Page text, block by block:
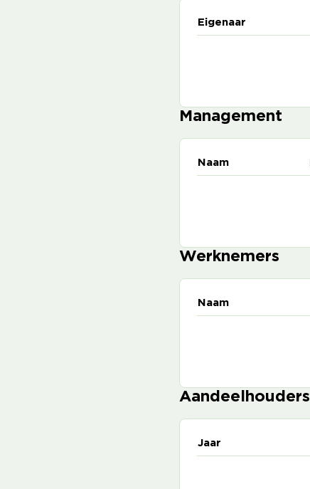
Eigenaar
Management
Naam
Werknemers
Naam
Aandeelhouders
Jaar